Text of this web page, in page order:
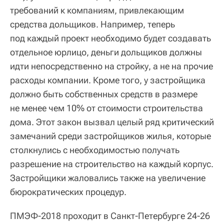
требований к компаниям, привлекающим
средства дольщиков. Например, теперь
под каждый проект необходимо будет создавать
отдельное юрлицо, деньги дольщиков должны
идти непосредственно на стройку, а не на прочие
расходы компании. Кроме того, у застройщика
должно быть собственных средств в размере
не менее чем 10% от стоимости строительства
дома. Этот закон вызвал целый ряд критический
замечаний среди застройщиков жилья, которые
столкнулись с необходимостью получать
разрешение на строительство на каждый корпус.
Застройщики жаловались также на увеличение
бюрократических процедур.
ПМЭФ-2018 проходит в Санкт-Петербурге 24-26